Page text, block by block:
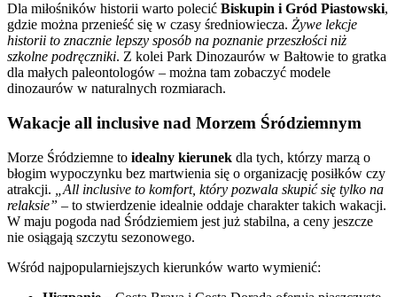
Dla miłośników historii warto polecić Biskupin i Gród Piastowski,
gdzie można przenieść się w czasy średniowiecza. Żywe lekcje
historii to znacznie lepszy sposób na poznanie przeszłości niż
szkolne podręczniki. Z kolei Park Dinozaurów w Bałtowie to gratka
dla małych paleontologów – można tam zobaczyć modele
dinozaurów w naturalnych rozmiarach.
Wakacje all inclusive nad Morzem Śródziemnym
Morze Śródziemne to idealny kierunek dla tych, którzy marzą o
błogim wypoczynku bez martwienia się o organizację posiłków czy
atrakcji.
„All inclusive to komfort, który pozwala skupić się tylko na
relaksie” – to stwierdzenie idealnie oddaje charakter takich wakacji.
W maju pogoda nad Śródziemiem jest już stabilna, a ceny jeszcze
nie osiągają szczytu sezonowego.
Wśród najpopularniejszych kierunków warto wymienić: